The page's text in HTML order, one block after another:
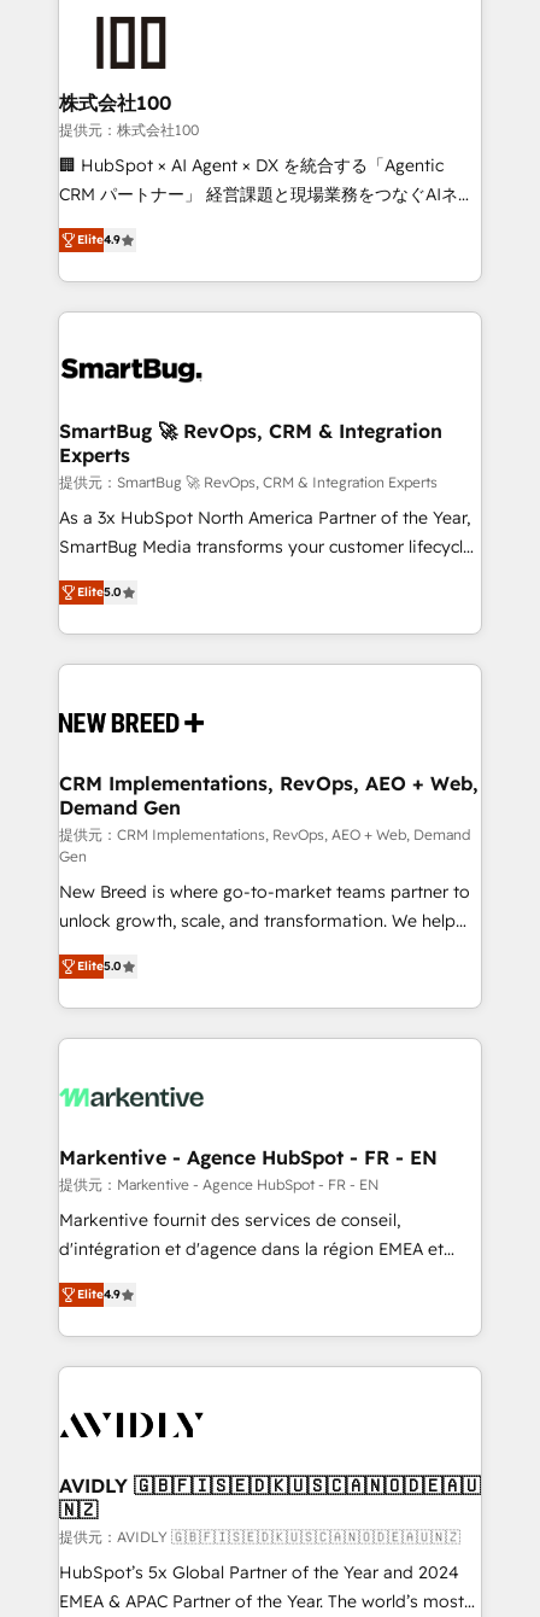
and build AI-powered workflows that drive adoption
from week one, in your time zone. What we do ➤
Onboarding: Live in weeks, with workflows built
around your business, not a template. ➤ Migration:
Move from any legacy CRM. Zero downtime, full data
run your revenue process. Sales, marketing, and
service wired together. ➤ AI and Integrations: Layer
tune-ups, feature rollouts, adoption coaching. Buying
HubSpot, switching to it, or reviving a stale portal?
We are built for the work.
株式会社100
提供元：株式会社100
🏢 HubSpot × AI Agent × DX を統合する「Agentic
CRM パートナー」 経営課題と現場業務をつなぐAIネイ
ティブ・エージェンシーとして、HubSpot Eliteの実装
力で顧客フロント業務を再設計します。 💡 100inc は何
をする会社か？ HubSpotを共通基盤に、AIエージェン
トを組み込んだ顧客フロント業務（マーケティング・営
ィブ・エージェンシーです。事業部・グループ会社・部
を、CRMを軸とした全社共通基盤に再構築します。意
思決定者・PMO・現場担当者に並走します。 1️⃣
HubSpot導入・活用支援 顧客データの一元化から、
GTMの見える化・自動化まで。全Hub統合運用、デー
タ品質設計、グループ横断のCRM統合に対応します。
の一部をAIが自律実行する組織への移行を設計・実装。
Breeze・Claude等をHubSpotと連携させ、役割定義・
革を、構想から実装・定着までPMOとして主導。「設
の統合・浸透・変革管理を実行します。 ▸ CMS戦略設
計・構築：リード獲得・CVR・SEOを前提にした情報設
計・導線設計・テンプレート設計をContent Hubで一体
提供。 ▸ 既存CRM・MAからの移行支援：Salesforce・
Marketo・Pardot等からの移行、カスタム設計、履歴
データ移行と活用設計まで。 ▸ AEO対応：ChatGPT・
ンツとサイト構造を最適化。 🏆 なぜ100incを選ぶの
か？ ✓ HubSpot Eliteパートナー認定 ✓ HubSpotアワ
ード受賞・HUGリーダー ✓ ISO27001:2022 /
HubSpot大百科 出版 CRM・AI活用に関するご相談、現
せください。
Elite4.9
SmartBug 🚀 RevOps, CRM & Integration
Experts
提供元：SmartBug 🚀 RevOps, CRM & Integration Experts
As a 3x HubSpot North America Partner of the Year,
SmartBug Media transforms your customer lifecycle
into a revenue engine. Our unified ecosystem
includes specialized divisions Globalia (AI &
Software) and Point Success Media (Paid Media),
making this the official home for all three brands. 🔄
and system integrations powered by Globalia’s
trainers to drive platform adoption. 📈 Revenue
Generation - Full-funnel marketing and high-
performance advertising via Point Success Media. -
Expert deployment of Breeze AI and custom agents
to automate growth. 🏆 Elite Excellence - 8 platform
accreditations and deep HIPAA-compliance
expertise. - A team of 250+ experts dedicated to
your resilient growth.
Elite5.0
CRM Implementations, RevOps, AEO + Web,
Demand Gen
提供元：CRM Implementations, RevOps, AEO + Web, Demand
Gen
New Breed is where go-to-market teams partner to
unlock growth, scale, and transformation. We help
companies activate HubSpot’s AI-powered
customer platform and operationalize HubSpot’s
Loop Marketing framework through expert-led
services, smart agents, and purpose-built apps,
results, fast. ⚙️CRM & RevOps: Align all Hubs to your
🎯Demand Gen & ABM: Drive pipeline with inbound,
ABM, AEO, SEO, & paid media. 👩‍💻Web Design:
Build high-performing websites with UX, messaging,
& conversion strategy that drive results. 🤖AI
AI, & maximize AEO with tailored AI services. 🧩
Integrations: Extend HubSpot with custom
Elite5.0
Markentive - Agence HubSpot - FR - EN
提供元：Markentive - Agence HubSpot - FR - EN
Markentive fournit des services de conseil,
d'intégration et d'agence dans la région EMEA et
North America. Avec plus de 115 experts en
marketing automation, Growth, Revops, CRM et
webdesign. Markentive is both a consulting firm, a
digital agency and an integrator. With over 115
CRM and webdesign (We focus on EMEA - USA
Elite4.9
AVIDLY 🇬🇧🇫🇮🇸🇪🇩🇰🇺🇸🇨🇦🇳🇴🇩🇪🇦🇺
🇳🇿
提供元：AVIDLY 🇬🇧🇫🇮🇸🇪🇩🇰🇺🇸🇨🇦🇳🇴🇩🇪🇦🇺🇳🇿
HubSpot’s 5x Global Partner of the Year and 2024
EMEA & APAC Partner of the Year. The world’s most